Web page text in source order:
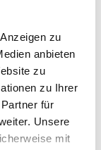
zu
anbieten
zu
zu Ihrer
für
Unsere
mit